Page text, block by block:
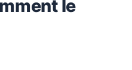
le